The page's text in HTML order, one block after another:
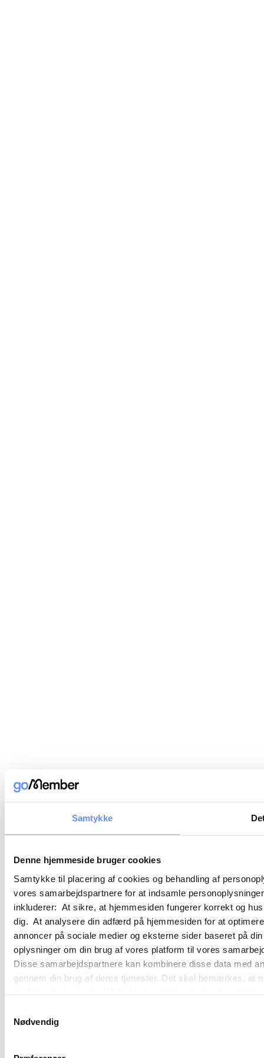
Samtykke
Denne hjemmeside bruger cookies
Samtykke til placering af cookies og behandling af
vores samarbejdspartnere for at indsamle
inkluderer: At sikre, at hjemmesiden fungerer korrekt og
dig. At analysere din adfærd på hjemmesiden for at
annoncer på sociale medier og eksterne sider baseret på
oplysninger om din brug af vores platform til vores
Disse samarbejdspartnere kan kombinere disse data med
gennem din brug af deres tjenester. Det skal bemærkes, at
cookie opbevares. Du bestemmer selv, hvilke formål vores
Nødvendig